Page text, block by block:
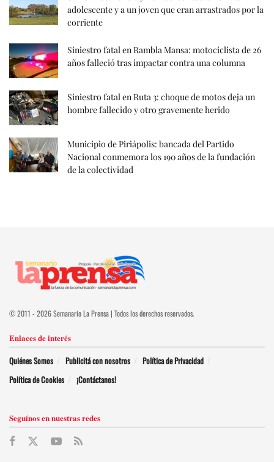
adolescente y a un joven que eran arrastrados por la
corriente
Siniestro fatal en Rambla Mansa: motociclista de 26
años falleció tras impactar contra una columna
Siniestro fatal en Ruta 3: choque de motos deja un
hombre fallecido y otro gravemente herido
Municipio de Piriápolis: bancada del Partido
Nacional conmemora los 190 años de la fundación
de la colectividad
© 2011 - 2026 Semanario La Prensa | Todos los derechos reservados.
Enlaces de interés
Quiénes Somos Publicitá con nosotros
Política de Privacidad
Política de Cookies
¡Contáctanos!
Seguínos en nuestras redes